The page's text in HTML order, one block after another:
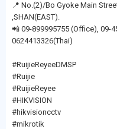
📍 No.(2)/Bo Gyoke Main
,SHAN(EAST).
📲 09-899995755 (Office), 09-
0624413326(Thai)
#RuijieReyeeDMSP
#Ruijie
#RuijieReyee
#HIKVISION
#hikvisioncctv
#mikrotik